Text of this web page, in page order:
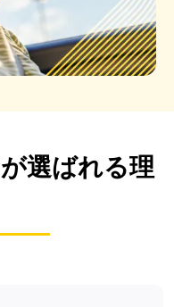
選ばれる理